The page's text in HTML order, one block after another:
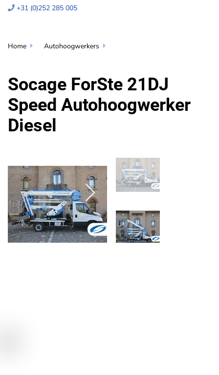
 +31 (0)252 285 005
Home  Autohoogwerkers 
Socage ForSte 21DJ
Speed Autohoogwerker
Diesel